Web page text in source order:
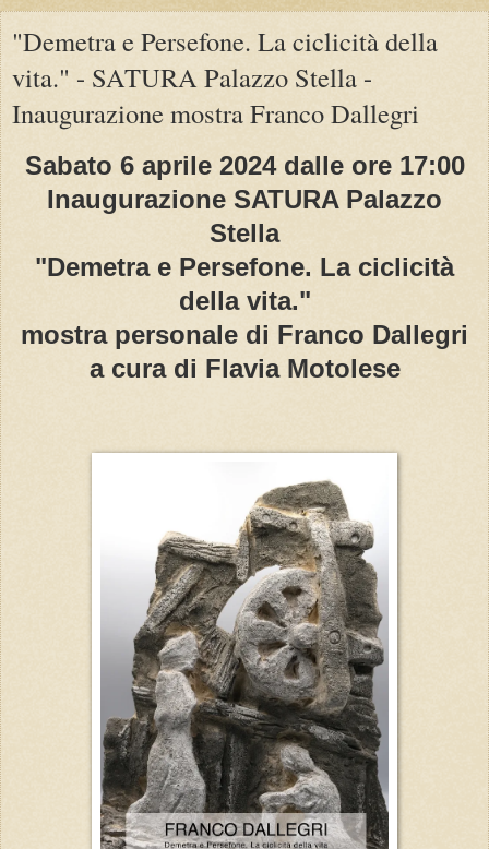
"Demetra e Persefone. La ciclicità della
vita." - SATURA Palazzo Stella -
Inaugurazione mostra Franco Dallegri
Sabato 6 aprile 2024 dalle ore 17:00
Inaugurazione SATURA Palazzo
Stella
"Demetra e Persefone. La ciclicità
della vita."
mostra personale di Franco Dallegri
a cura di Flavia Motolese